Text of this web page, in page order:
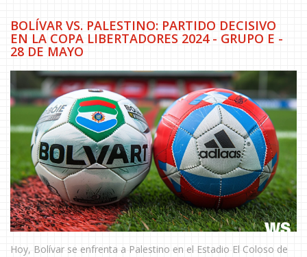
BOLÍVAR VS. PALESTINO: PARTIDO DECISIVO
EN LA COPA LIBERTADORES 2024 - GRUPO E -
28 DE MAYO
Hoy, Bolívar se enfrenta a Palestino en el Estadio El Coloso de